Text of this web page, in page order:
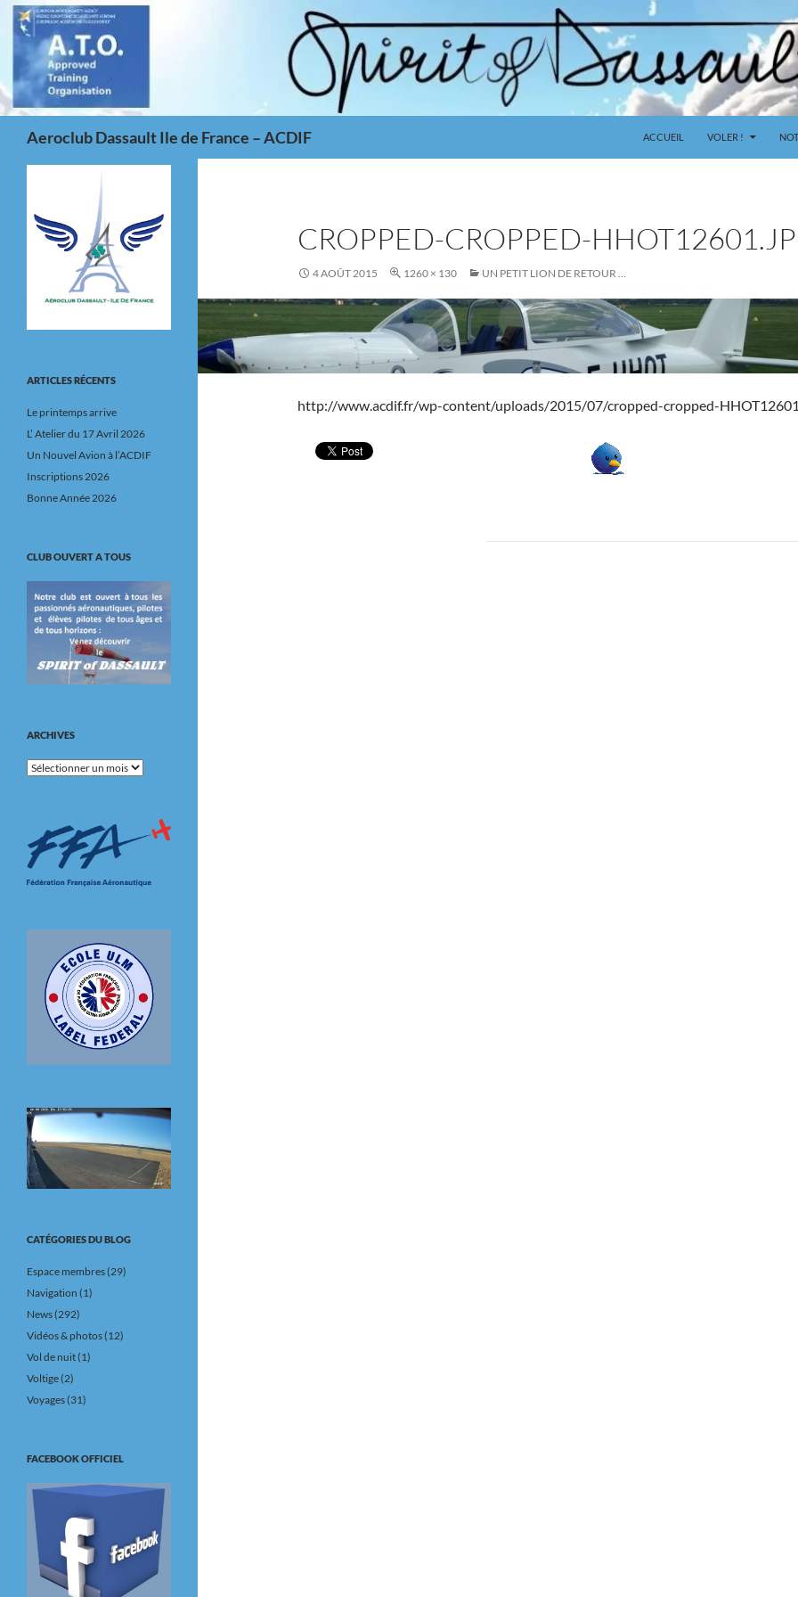
Aller
contenu
Aeroclub Dassault Ile de France – ACDIF ACCUEIL VOLER !
CROPPED-CROPPED-
4 AOÛT 2015 1260 × 130 UN PETIT LION DE RETOUR …
http://www.acdif.fr/wp-content/uploads/2015/07/cropped-cropped-
ARTICLES RÉCENTS
Le printemps arrive
L’ Atelier du 17 Avril 2026
Un Nouvel Avion à l’ACDIF
Inscriptions 2026
Bonne Année 2026
CLUB OUVERT A TOUS
ARCHIVES
Archives
CATÉGORIES DU BLOG
Espace membres(29)
Navigation (1)
News(292)
Vidéos & photos(12)
Vol de nuit(1)
Voltige(2)
Voyages(31)
FACEBOOK OFFICIEL